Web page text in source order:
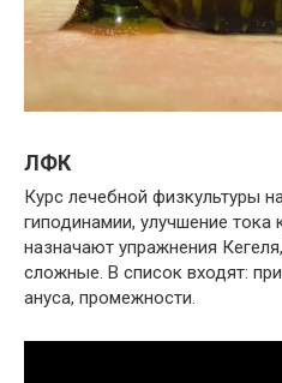
ЛФК
Курс лечебной физкультуры
гиподинамии, улучшение
назначают упражнения
сложные. В список входят:
ануса, промежности.